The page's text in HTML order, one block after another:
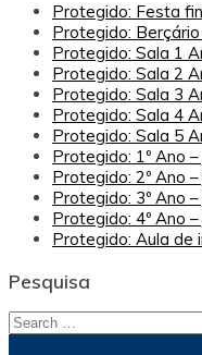
Protegido: Festa
Protegido: Berçário
Protegido: Sala 1
Protegido: Sala 2
Protegido: Sala 3
Protegido: Sala 4
Protegido: Sala 5
Protegido: 1º Ano –
Protegido: 2º Ano –
Protegido: 3º Ano –
Protegido: 4º Ano –
Protegido: Aula de
Pesquisa
Search